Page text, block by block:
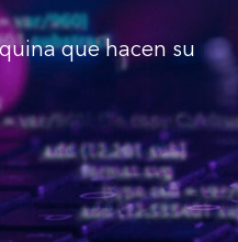
que hacen su